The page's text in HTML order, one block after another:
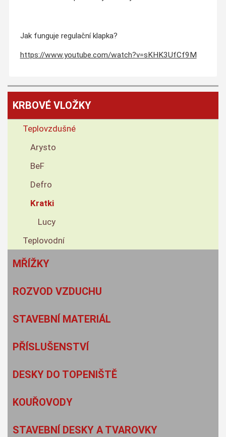
Jak funguje regulační klapka?
https://www.youtube.com/watch?v=sKHK3UfCf9M
KRBOVÉ VLOŽKY
Teplovzdušné
Arysto
BeF
Defro
Kratki
Lucy
Teplovodní
MŘÍŽKY
ROZVOD VZDUCHU
STAVEBNÍ MATERIÁL
PŘÍSLUŠENSTVÍ
DESKY DO TOPENIŠTĚ
KOUŘOVODY
STAVEBNÍ DESKY A TVAROVKY